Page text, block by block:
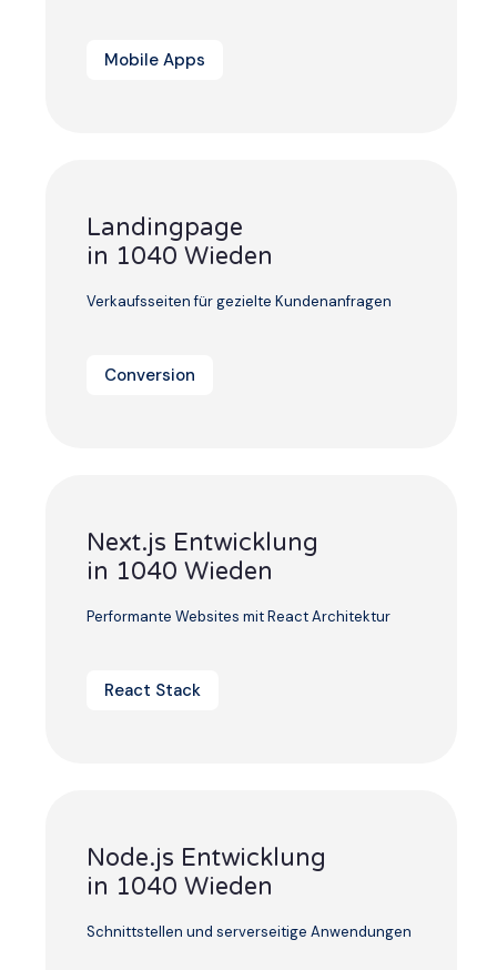
Mobile Apps
Landingpage
in 1040 Wieden
Verkaufsseiten für gezielte Kundenanfragen
Conversion
Next.js Entwicklung
in 1040 Wieden
Performante Websites mit React Architektur
React Stack
Node.js Entwicklung
in 1040 Wieden
Schnittstellen und serverseitige Anwendungen